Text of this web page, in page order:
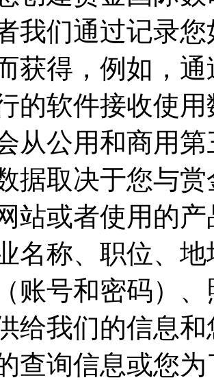
我们通过记录您
得，例如
的软件接收使用
从公用和商用
据取决于您与赏
或者使用的产品
名称、职位、
号和密码）
给我们的信息和
查询信息或您